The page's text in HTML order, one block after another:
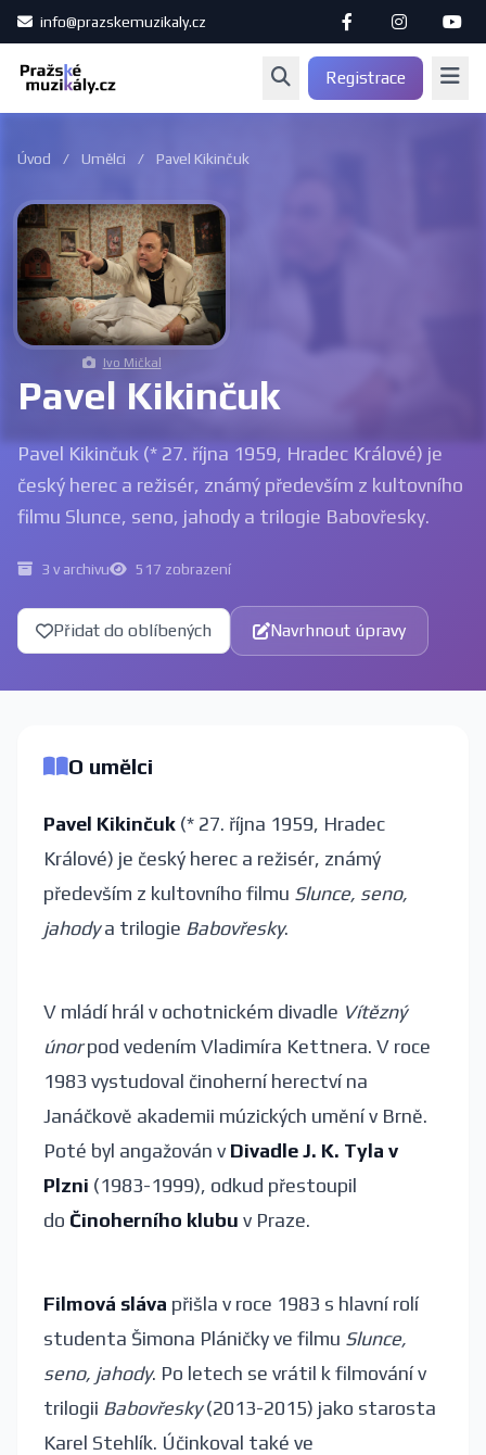
info@prazskemuzikaly.cz
Registrace
Úvod / Umělci / Pavel Kikinčuk
Ivo Mičkal
Pavel Kikinčuk
Pavel Kikinčuk (* 27. října 1959, Hradec Králové) je
český herec a režisér, známý především z kultovního
filmu Slunce, seno, jahody a trilogie Babovřesky.
3 v archivu 517 zobrazení
Přidat do oblíbených Navrhnout úpravy
O umělci
Pavel Kikinčuk (* 27. října 1959, Hradec
Králové) je český herec a režisér, známý
především z kultovního filmu Slunce, seno,
jahodya trilogie Babovřesky.
V mládí hrál v ochotnickém divadle Vítězný
únorpod vedením Vladimíra Kettnera. V roce
1983 vystudoval činoherní herectví na
Janáčkově akademii múzických umění v Brně.
Poté byl angažován v Divadle J. K. Tyla v
Plzni (1983-1999), odkud přestoupil
do Činoherního klubu v Praze.
Filmová sláva přišla v roce 1983 s hlavní rolí
studenta Šimona Pláničky ve filmu Slunce,
seno, jahody. Po letech se vrátil k filmování v
trilogii Babovřesky(2013-2015) jako starosta
Karel Stehlík. Účinkoval také ve